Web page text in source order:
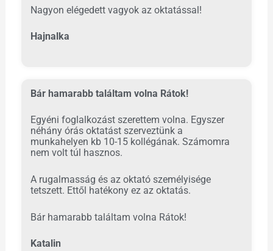
Nagyon elégedett vagyok az oktatással!
Hajnalka
Bár hamarabb találtam volna Rátok!
Egyéni foglalkozást szerettem volna. Egyszer
néhány órás oktatást szerveztünk a
munkahelyen kb 10-15 kollégának. Számomra
nem volt túl hasznos.
A rugalmasság és az oktató személyisége
tetszett. Ettől hatékony ez az oktatás.
Bár hamarabb találtam volna Rátok!
Katalin